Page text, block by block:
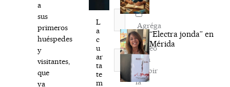
a
sus
primeros
huéspedes
y
visitantes,
que
ya
L
a
c
u
ar
ta
te
m
Nombre*
Correo
electrónico*
Agréga
mi
correo
para
recibir
la
“Electra jonda” en
Mérida